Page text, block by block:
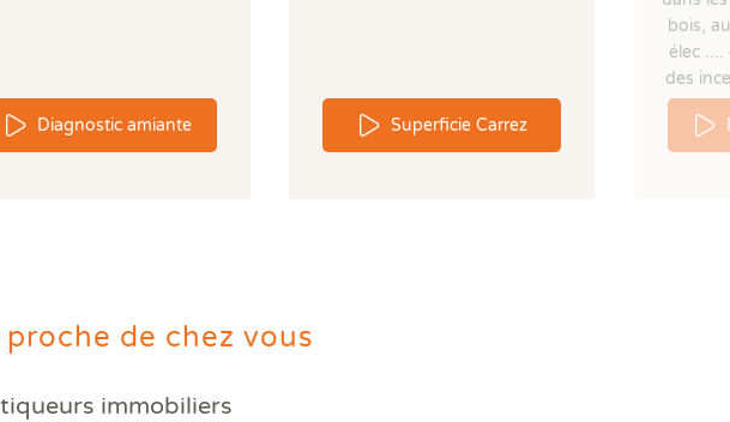
Diagnostic amiante Superficie Carrez
bois,
élec
des
proche de chez vous
immobiliers